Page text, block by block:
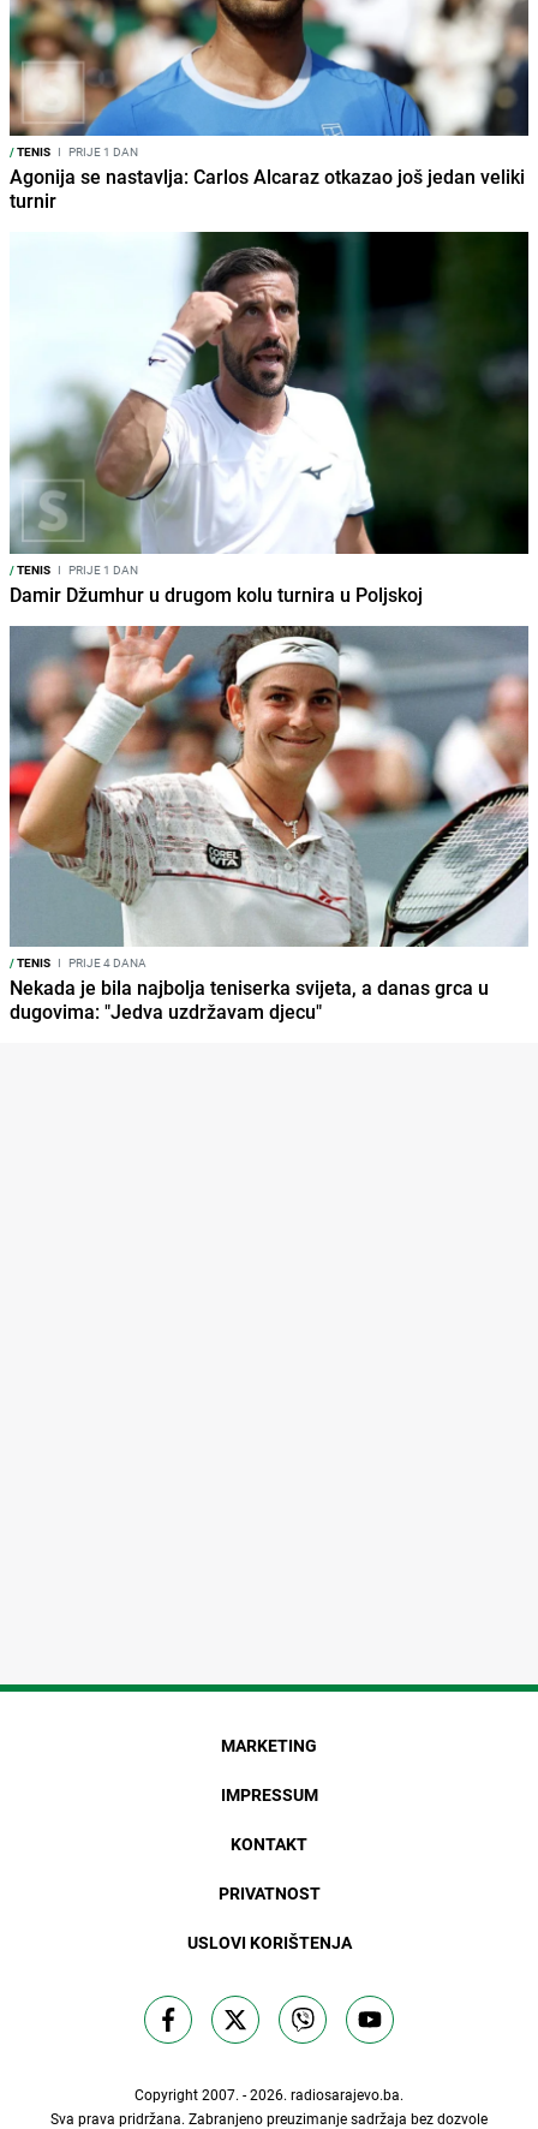
/TENIS I PRIJE 1 DAN
Agonija se nastavlja: Carlos Alcaraz otkazao još jedan veliki
turnir
/TENIS I PRIJE 1 DAN
Damir Džumhur u drugom kolu turnira u Poljskoj
/TENIS I PRIJE 4 DANA
Nekada je bila najbolja teniserka svijeta, a danas grca u
dugovima: "Jedva uzdržavam djecu"
MARKETING
IMPRESSUM
KONTAKT
PRIVATNOST
USLOVI KORIŠTENJA
Copyright 2007. - 2026. radiosarajevo.ba.
Sva prava pridržana. Zabranjeno preuzimanje sadržaja bez dozvole